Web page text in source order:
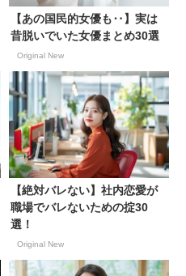
【あの国民的女優も‥】実は
昔脱いでいた女優まとめ30選
Original New
【絶対バレない】社内恋愛が
職場でバレないための掟30
選！
Original New